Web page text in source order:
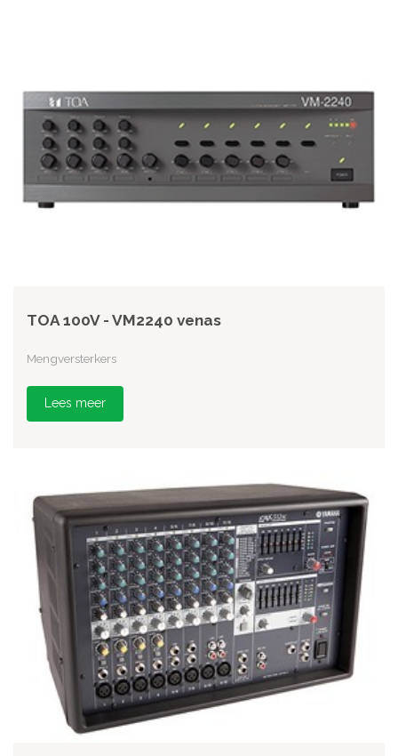
TOA 100V - VM2240 venas
Mengversterkers
Lees meer